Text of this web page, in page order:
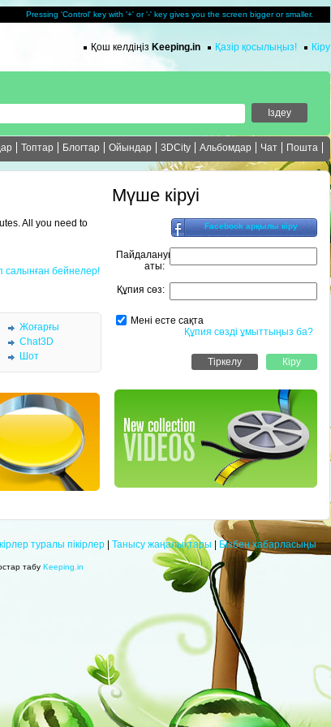
Pressing 'Control' key with '+' or '-' key gives you the screen bigger or smaller.
Қош келдіңіз Keeping.in Қазір қосылыңыз! Кіру
Топтар Блогтар Ойындар 3DCity Альбомдар Чат
Пошта
All you need to
салынған бейнелер!
Жоғарғы
Chat3D
Шот
Мүше кіруі
Facebook арқылы кіру
Пайдаланушы
аты:
Құпия сөз:
Мені есте сақта
Құпия сөзді ұмыттыңыз ба?
туралы пікірлер| Танысу жаңалықтары | Бізбен хабарласыңы
табу Keeping.in